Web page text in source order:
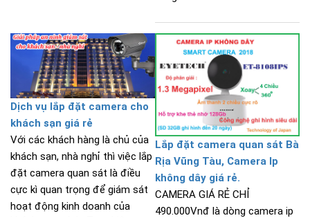
Dịch vụ lắp đặt camera cho
khách sạn giá rẻ
Với các khách hàng là chủ của
khách sạn, nhà nghỉ thì việc lắp
đặt camera quan sát là điều
cực kì quan trọng để giám sát
hoạt động kinh doanh của
Lắp đặt camera quan sát Bà
Rịa Vũng Tàu, Camera Ip
không dây giá rẻ.
CAMERA GIÁ RẺ CHỈ
490.000Vnđ là dòng camera ip